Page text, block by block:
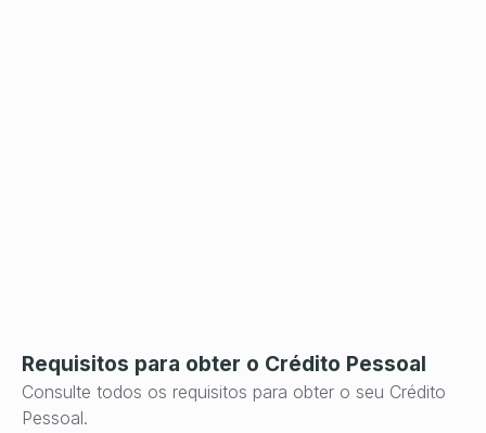
Requisitos para obter o Crédito Pessoal
Consulte todos os requisitos para obter o seu Crédito
Pessoal.